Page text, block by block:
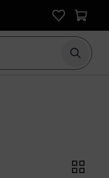
Suche